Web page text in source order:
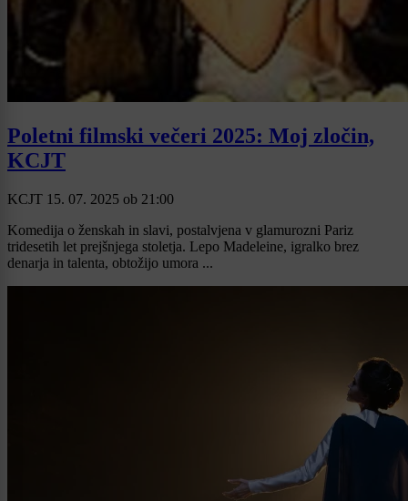
Poletni filmski večeri 2025: Moj zločin,
KCJT
KCJT 15. 07. 2025 ob 21:00
Komedija o ženskah in slavi, postalvjena v glamurozni Pariz
tridesetih let prejšnjega stoletja. Lepo Madeleine, igralko brez
denarja in talenta, obtožijo umora ...